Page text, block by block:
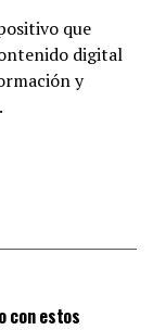
que
digital
y
con estos